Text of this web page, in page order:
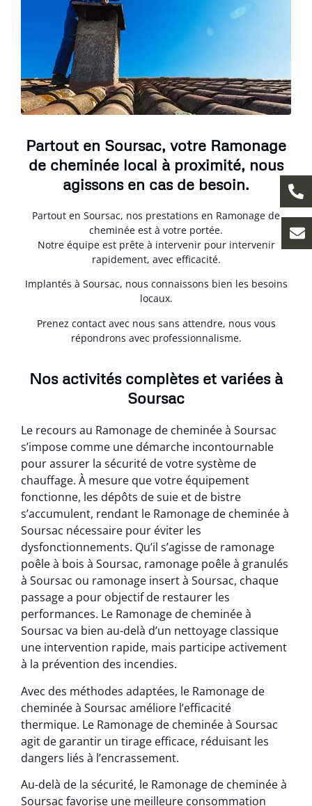
Partout en Soursac, votre Ramonage
de cheminée local à proximité, nous
agissons en cas de besoin.
Partout en Soursac, nos prestations en Ramonage de
cheminée est à votre portée.
Notre équipe est prête à intervenir pour intervenir
rapidement, avec efficacité.
Implantés à Soursac, nous connaissons bien les besoins
locaux.
Prenez contact avec nous sans attendre, nous vous
répondrons avec professionnalisme.
Nos activités complètes et variées à
Soursac
Le recours au Ramonage de cheminée à Soursac
s’impose comme une démarche incontournable
pour assurer la sécurité de votre système de
chauffage. À mesure que votre équipement
fonctionne, les dépôts de suie et de bistre
s’accumulent, rendant le Ramonage de cheminée à
Soursac nécessaire pour éviter les
dysfonctionnements. Qu’il s’agisse de ramonage
poêle à bois à Soursac, ramonage poêle à granulés
à Soursac ou ramonage insert à Soursac, chaque
passage a pour objectif de restaurer les
performances. Le Ramonage de cheminée à
Soursac va bien au-delà d’un nettoyage classique
une intervention rapide, mais participe activement
à la prévention des incendies.
Avec des méthodes adaptées, le Ramonage de
cheminée à Soursac améliore l’efficacité
thermique. Le Ramonage de cheminée à Soursac
agit de garantir un tirage efficace, réduisant les
dangers liés à l’encrassement.
Au-delà de la sécurité, le Ramonage de cheminée à
Soursac favorise une meilleure consommation